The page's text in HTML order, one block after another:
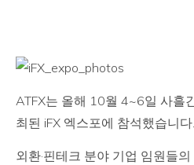
ATFX는 올해 10월 4~6일 사흘
최된 iFX 엑스포에 참석했습니다.
외환·핀테크 분야 기업 임원들